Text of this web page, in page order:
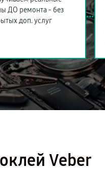
ДО ремонта - без
доп. услуг
Veber